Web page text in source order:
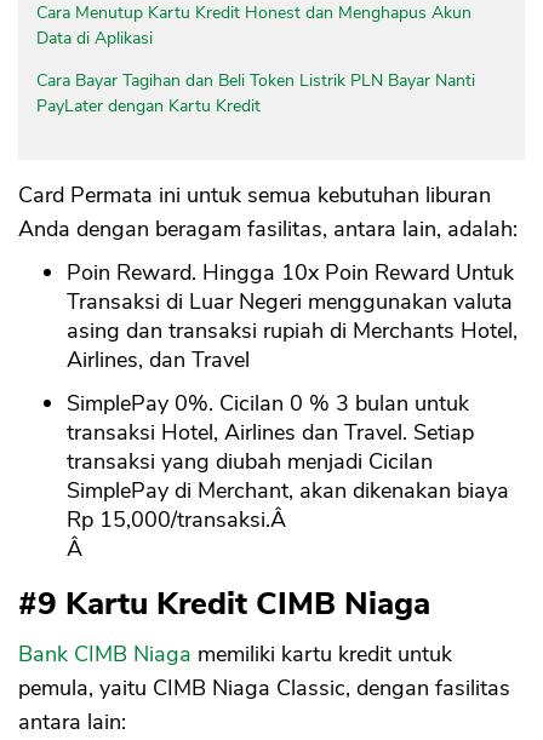
Cara Menutup Kartu Kredit Honest dan Menghapus Akun
Data di Aplikasi
Cara Bayar Tagihan dan Beli Token Listrik PLN Bayar Nanti
PayLater dengan Kartu Kredit
Card Permata ini untuk semua kebutuhan liburan
Anda dengan beragam fasilitas, antara lain, adalah:
Poin Reward. Hingga 10x Poin Reward Untuk
Transaksi di Luar Negeri menggunakan valuta
asing dan transaksi rupiah di Merchants Hotel,
Airlines, dan Travel
SimplePay 0%. Cicilan 0 % 3 bulan untuk
transaksi Hotel, Airlines dan Travel. Setiap
transaksi yang diubah menjadi Cicilan
SimplePay di Merchant, akan dikenakan biaya
Rp 15,000/transaksi.Â
Â
#9 Kartu Kredit CIMB Niaga
Bank CIMB Niaga memiliki kartu kredit untuk
pemula, yaitu CIMB Niaga Classic, dengan fasilitas
antara lain: